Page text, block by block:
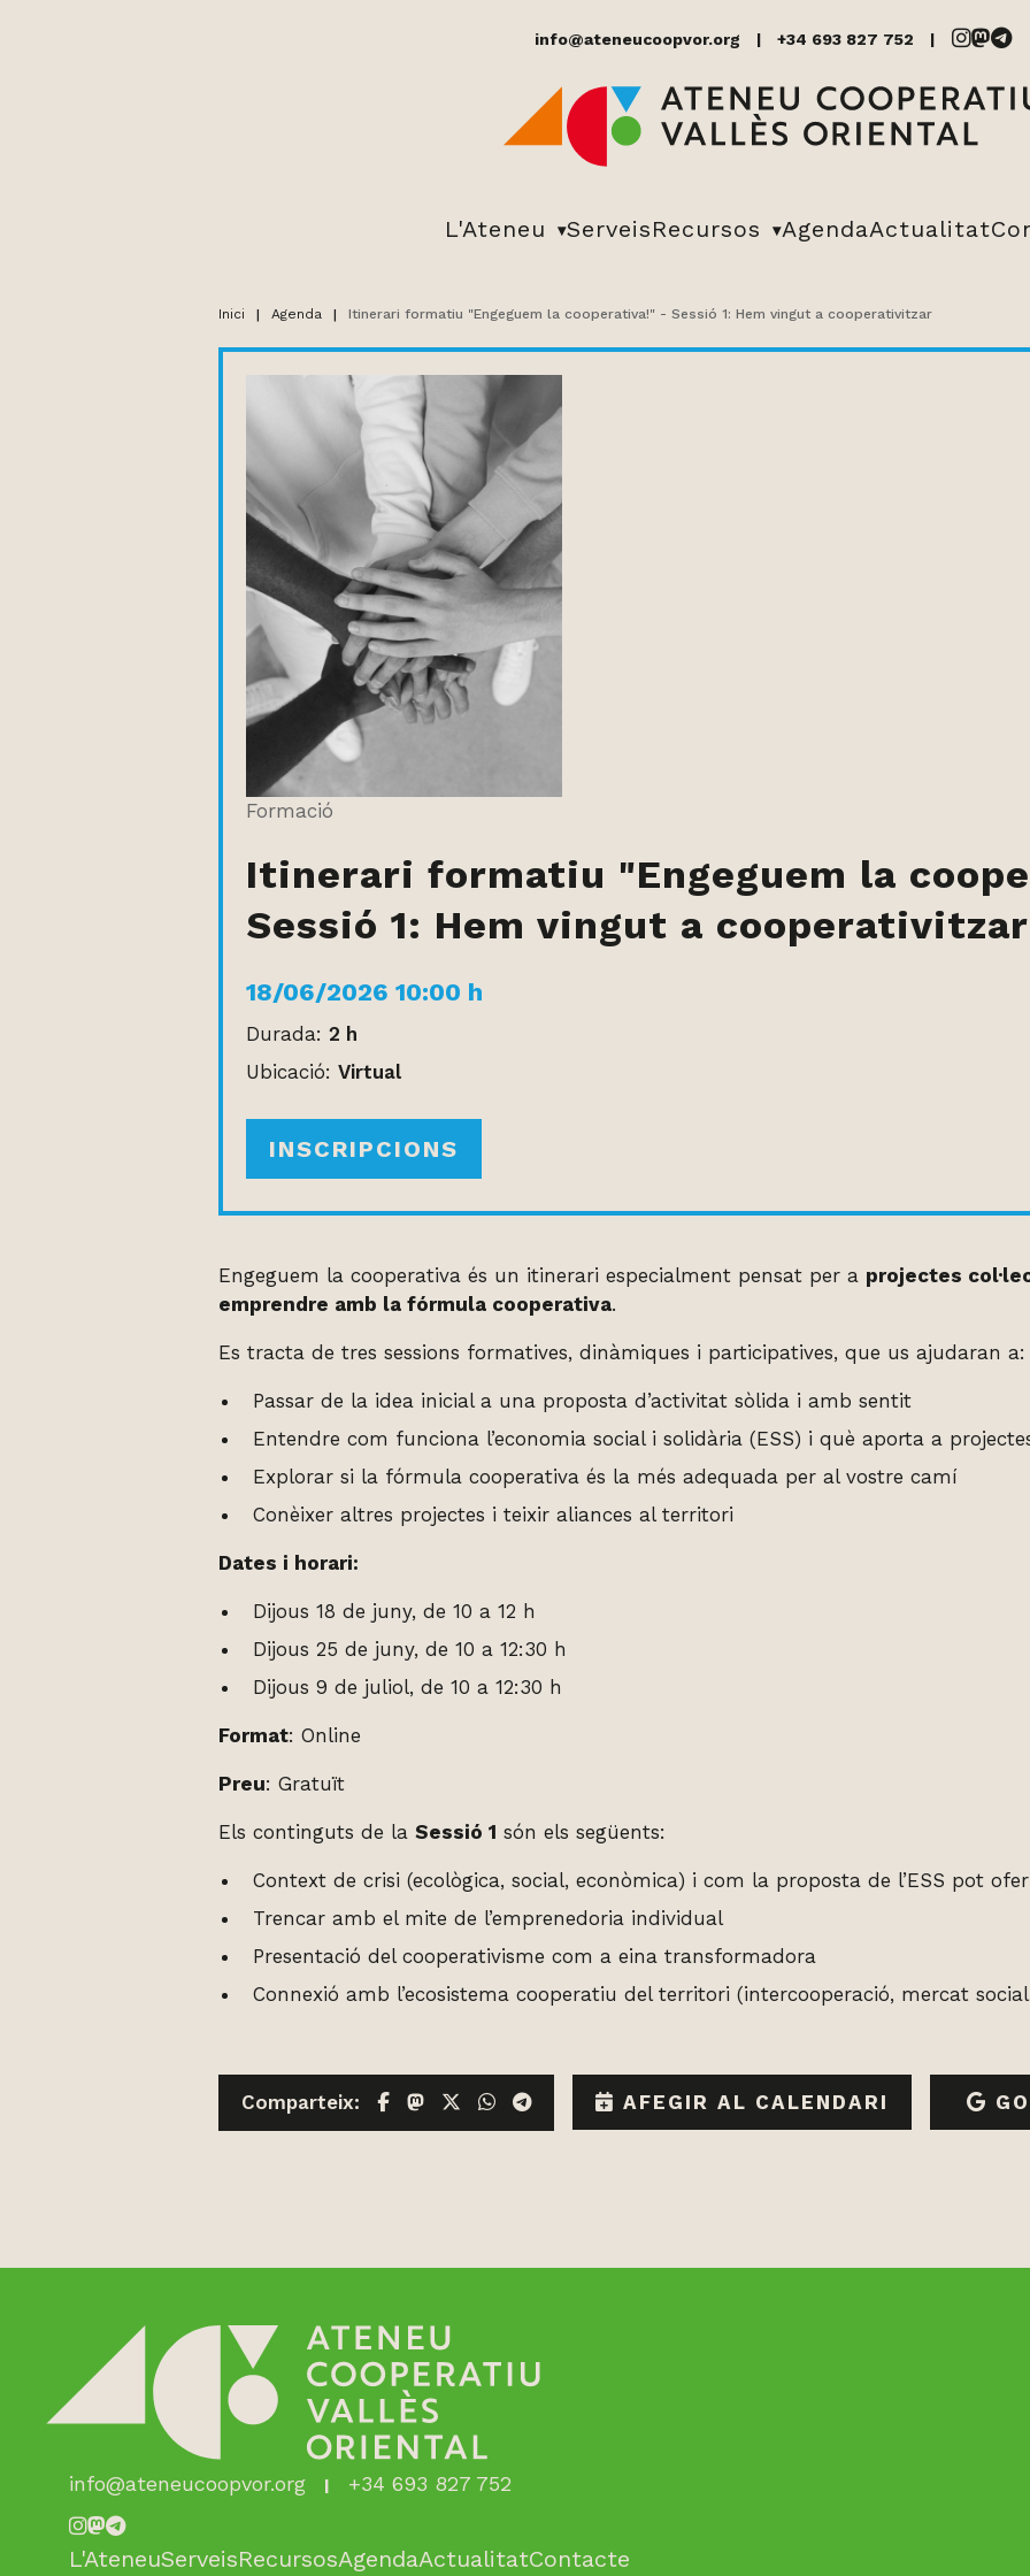
info@ateneucoopvor.org +34 693 827 752
L'Ateneu ServeisRecursos AgendaActualitat
Inici | Agenda | Itinerari formatiu "Engeguem la cooperativa!" - Sessió 1: Hem vingut a cooperativitzar
Formació
Itinerari formatiu "Engeguem la
Sessió 1: Hem vingut a cooperativitzar
18/06/2026 10:00 h
Durada: 2 h
Ubicació: Virtual
INSCRIPCIONS
Engeguem la cooperativa és un itinerari especialment pensat per a projectes
emprendre amb la fórmula cooperativa.
Es tracta de tres sessions formatives, dinàmiques i participatives, que us ajudaran a:
Passar de la idea inicial a una proposta d’activitat sòlida i amb sentit
Entendre com funciona l’economia social i solidària (ESS) i què aporta a
Explorar si la fórmula cooperativa és la més adequada per al vostre camí
Conèixer altres projectes i teixir aliances al territori
Dates i horari:
Dijous 18 de juny, de 10 a 12 h
Dijous 25 de juny, de 10 a 12:30 h
Dijous 9 de juliol, de 10 a 12:30 h
Format: Online
Preu: Gratuït
Els continguts de la Sessió 1 són els següents:
Context de crisi (ecològica, social, econòmica) i com la proposta de l’ESS pot
Trencar amb el mite de l’emprenedoria individual
Presentació del cooperativisme com a eina transformadora
Connexió amb l’ecosistema cooperatiu del territori (intercooperació, mercat
Comparteix: Facebook
MastodonWhatsApp
Telegram AFEGIR AL CALENDARI
info@ateneucoopvor.org +34 693 827 752
L'AteneuServeisRecursosAgendaActualitatContacte